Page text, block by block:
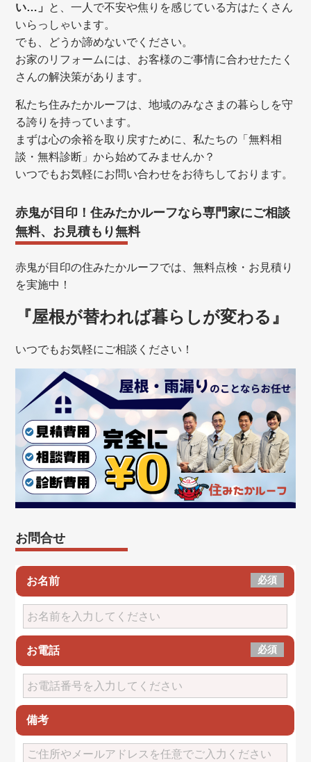
い…」 と、一人で不安や焦りを感じている方はたくさん
いらっしゃいます。
でも、どうか諦めないでください。
お家のリフォームには、お客様のご事情に合わせたたく
さんの解決策があります。
私たち住みたかルーフは、地域のみなさまの暮らしを守
る誇りを持っています。
まずは心の余裕を取り戻すために、私たちの「無料相
談・無料診断」から始めてみませんか？
いつでもお気軽にお問い合わせをお待ちしております。
赤鬼が目印！住みたかルーフなら専門家にご相談
無料、お見積もり無料
赤鬼が目印の住みたかルーフでは、無料点検・お見積り
を実施中！
『屋根が替われば暮らしが変わる』
いつでもお気軽にご相談ください！
お問合せ
お名前 必須
お電話 必須
備考